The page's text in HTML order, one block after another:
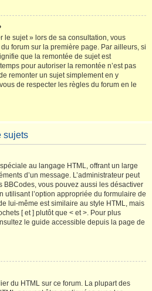
le sujet » lors de sa consultation, vous
forum sur la première page. Par ailleurs, si
que la remontée de sujet est
pour autoriser la remontée n’est pas
remonter un sujet simplement en y
de respecter les règles du forum en le
sujets
au langage HTML, offrant un large
d’un message. L’administrateur peut
BBCodes, vous pouvez aussi les désactiver
utilisant l’option appropriée du formulaire de
lui-même est similaire au style HTML, mais
[ et ] plutôt que < et >. Pour plus
le guide accessible depuis la page de
du HTML sur ce forum. La plupart des